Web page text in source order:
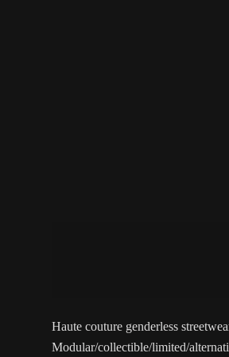
Haute couture genderless
Modular/collectible/limited/